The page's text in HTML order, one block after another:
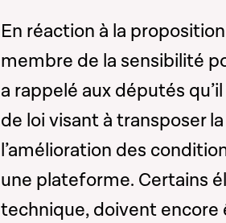
En réaction à la
membre de la sensibilité
a rappelé aux députés
de loi visant à transposer
l’amélioration des
une plateforme. Certains
technique, doivent encore